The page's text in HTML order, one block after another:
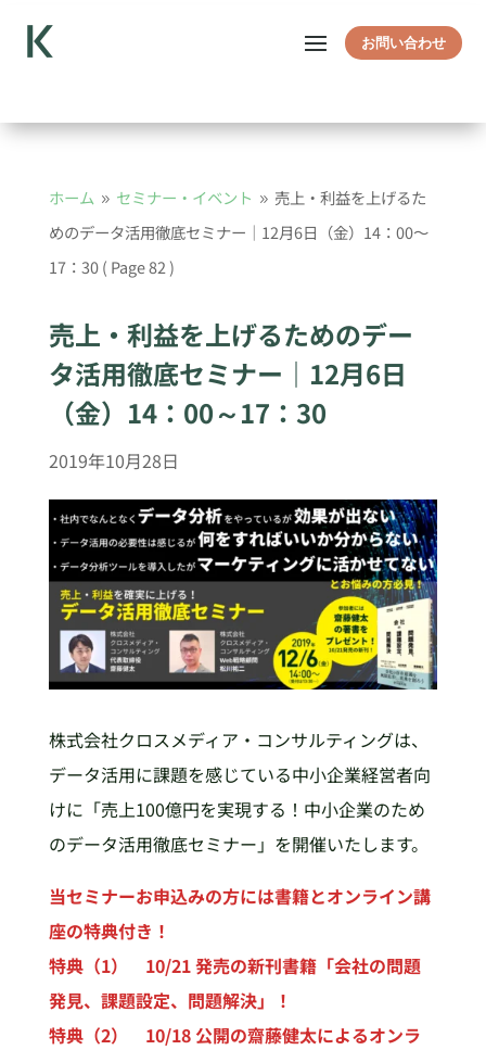
お問い合わせ
ホーム 9 セミナー・イベント 9 売上・利益を上げるた
めのデータ活用徹底セミナー｜12月6日（金）14：00～
17：30( Page 82 )
売上・利益を上げるためのデー
タ活用徹底セミナー｜12月6日
（金）14：00～17：30
2019年10月28日
株式会社クロスメディア・コンサルティングは、
データ活用に課題を感じている中小企業経営者向
けに「売上100億円を実現する！中小企業のため
のデータ活用徹底セミナー」を開催いたします。
当セミナーお申込みの方には書籍とオンライン講
座の特典付き！
特典（1） 10/21 発売の新刊書籍「会社の問題
発見、課題設定、問題解決」！
特典（2） 10/18 公開の齋藤健太によるオンラ